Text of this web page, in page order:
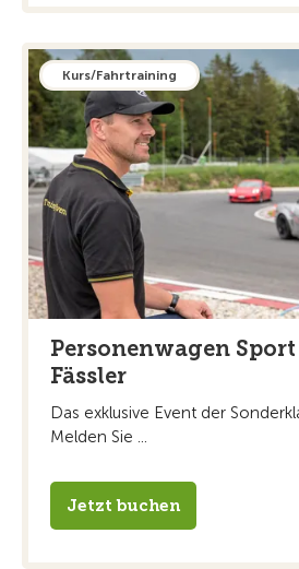
Kurs/Fahrtraining
Personenwagen
Fässler
Das exklusive Event der
Melden Sie ...
Jetzt buchen